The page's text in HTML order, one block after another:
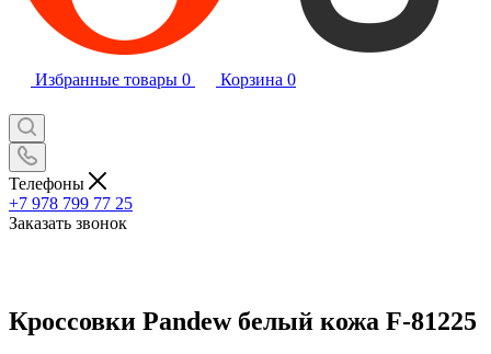
Избранные товары 0 Корзина 0
Телефоны
+7 978 799 77 25
Заказать звонок
Кроссовки Pandew белый кожа F-81225